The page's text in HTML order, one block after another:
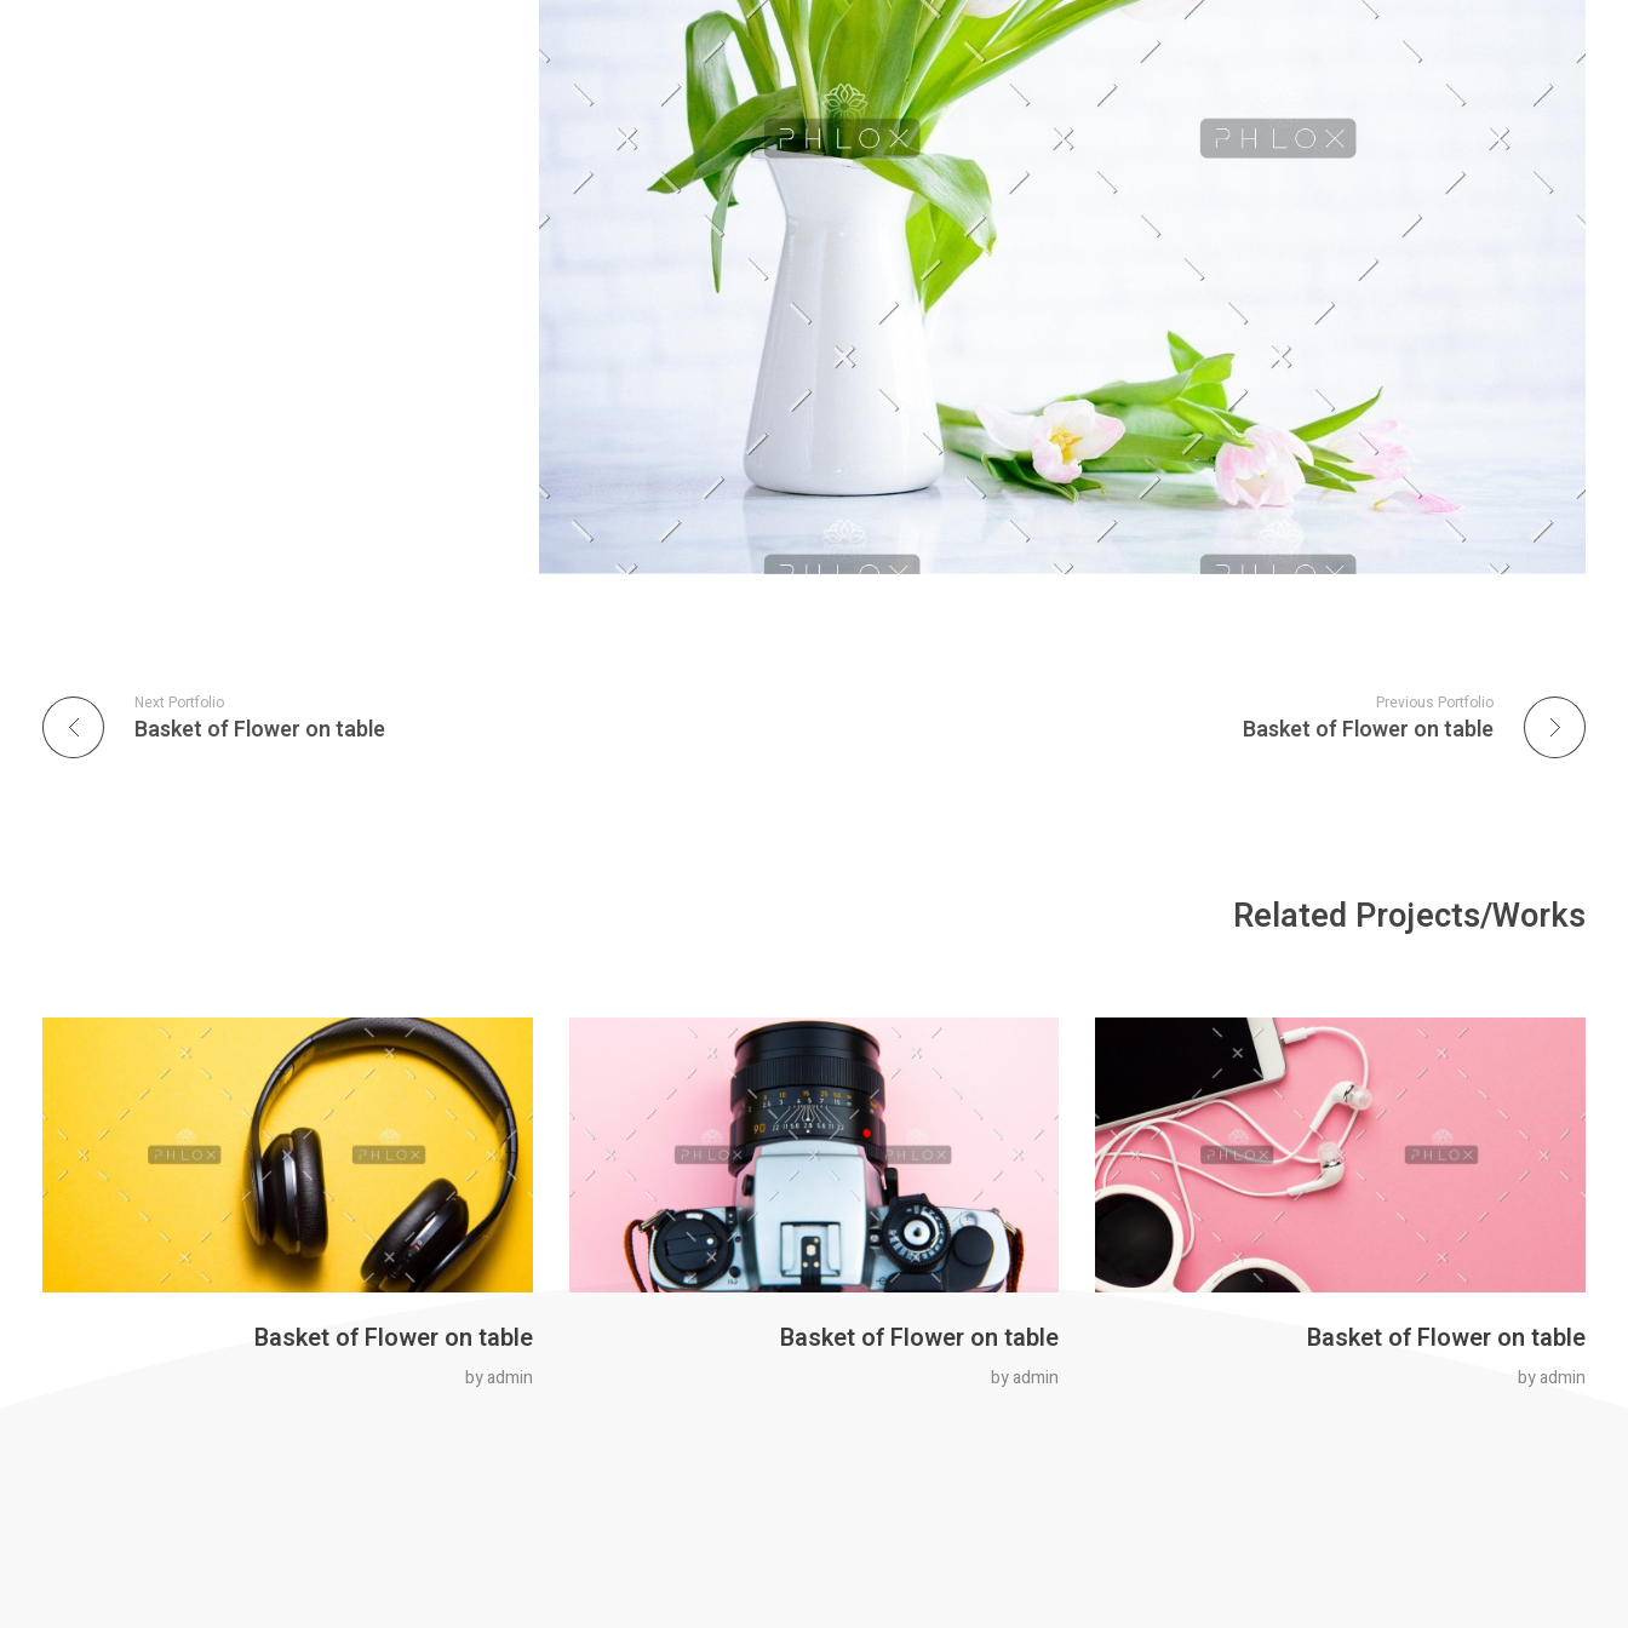
Previous Portfolio
Basket of Flower on table
Next Portfolio
Basket of Flower on table
Related Projects/Works
Basket of Flower on table
byadmin
Basket of Flower on table
byadmin
Basket of Flower on table
by admin